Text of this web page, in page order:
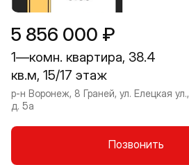
5 856 000 ₽
1—комн. квартира, 38.4
кв.м, 15/17 этаж
р-н Воронеж, 8 Граней, ул. Елецкая ул.,
д. 5а
Позвонить